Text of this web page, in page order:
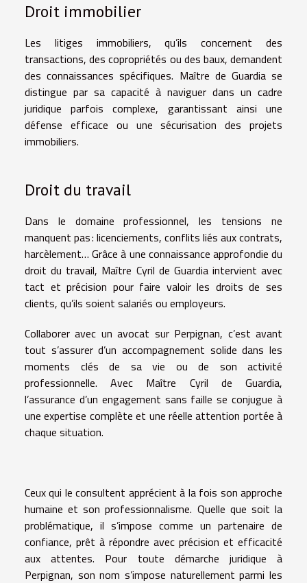
Droit immobilier
Les litiges immobiliers, qu’ils concernent des
transactions, descopropriétés ou des baux, demandent
des connaissances spécifiques. Maître de Guardia se
distingue par sa capacité à naviguer dans un cadre
juridique parfois complexe, garantissant ainsi une
défense efficace ou une sécurisation des projets
immobiliers.
Droit du travail
Dans le domaine professionnel, les tensions ne
manquent pas : licenciements, conflits liés aux contrats,
harcèlement… Grâce à une connaissance approfondie du
droit du travail, Maître Cyril de Guardia intervient avec
tact et précision pour faire valoir les droits de ses
clients, qu’ils soient salariés ou employeurs.
Collaborer avec un avocat sur Perpignan, c’est avant
tout s’assurer d’un accompagnement solide dans les
moments clés de sa vie ou de son activité
professionnelle. Avec Maître Cyril de Guardia,
l’assurance d’un engagement sans faille se conjugue à
une expertise complète et une réelle attention portée à
chaque situation.
Ceux qui le consultent apprécient à la fois son approche
humaine et son professionnalisme. Quelle que soit la
problématique, il s’impose comme un partenaire de
confiance, prêt à répondre avec précision et efficacité
aux attentes. Pour toute démarche juridique à
Perpignan, son nom s’impose naturellement parmi les